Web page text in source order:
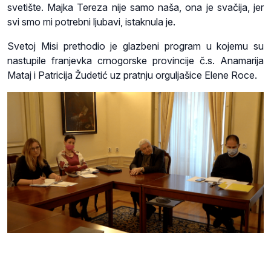
svetište. Majka Tereza nije samo naša, ona je svačija, jer
svi smo mi potrebni ljubavi, istaknula je.
Svetoj Misi prethodio je glazbeni program u kojemu su
nastupile franjevka crnogorske provincije č.s. Anamarija
Mataj i Patricija Žudetić uz pratnju orguljašice Elene Roce.